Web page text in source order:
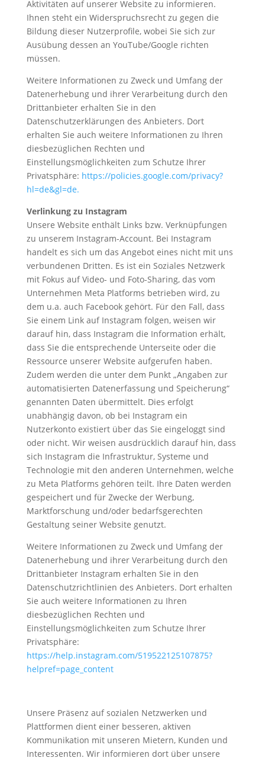
Aktivitäten auf unserer Website zu informieren.
Ihnen steht ein Widerspruchsrecht zu gegen die
Bildung dieser Nutzerprofile, wobei Sie sich zur
Ausübung dessen an YouTube/Google richten
müssen.
Weitere Informationen zu Zweck und Umfang der
Datenerhebung und ihrer Verarbeitung durch den
Drittanbieter erhalten Sie in den
Datenschutzerklärungen des Anbieters. Dort
erhalten Sie auch weitere Informationen zu Ihren
diesbezüglichen Rechten und
Einstellungsmöglichkeiten zum Schutze Ihrer
Privatsphäre: https://policies.google.com/privacy?
hl=de&gl=de.
Verlinkung zu Instagram
Unsere Website enthält Links bzw. Verknüpfungen
zu unserem Instagram-Account. Bei Instagram
handelt es sich um das Angebot eines nicht mit uns
verbundenen Dritten. Es ist ein Soziales Netzwerk
mit Fokus auf Video- und Foto-Sharing, das vom
Unternehmen Meta Platforms betrieben wird, zu
dem u.a. auch Facebook gehört. Für den Fall, dass
Sie einem Link auf Instagram folgen, weisen wir
darauf hin, dass Instagram die Information erhält,
dass Sie die entsprechende Unterseite oder die
Ressource unserer Website aufgerufen haben.
Zudem werden die unter dem Punkt „Angaben zur
automatisierten Datenerfassung und Speicherung“
genannten Daten übermittelt. Dies erfolgt
unabhängig davon, ob bei Instagram ein
Nutzerkonto existiert über das Sie eingeloggt sind
oder nicht. Wir weisen ausdrücklich darauf hin, dass
sich Instagram die Infrastruktur, Systeme und
Technologie mit den anderen Unternehmen, welche
zu Meta Platforms gehören teilt. Ihre Daten werden
gespeichert und für Zwecke der Werbung,
Marktforschung und/oder bedarfsgerechten
Gestaltung seiner Website genutzt.
Weitere Informationen zu Zweck und Umfang der
Datenerhebung und ihrer Verarbeitung durch den
Drittanbieter Instagram erhalten Sie in den
Datenschutzrichtlinien des Anbieters. Dort erhalten
Sie auch weitere Informationen zu Ihren
diesbezüglichen Rechten und
Einstellungsmöglichkeiten zum Schutze Ihrer
Privatsphäre:
https://help.instagram.com/519522125107875?
helpref=page_content
Unsere Präsenz auf sozialen Netzwerken und
Plattformen dient einer besseren, aktiven
Kommunikation mit unseren Mietern, Kunden und
Interessenten. Wir informieren dort über unsere